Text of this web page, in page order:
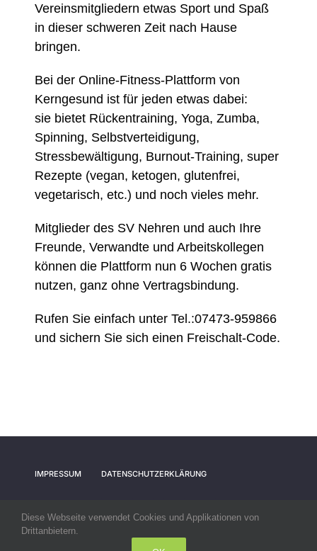
Vereinsmitgliedern etwas Sport und Spaß
in dieser schweren Zeit nach Hause
bringen.
Bei der Online-Fitness-Plattform von
Kerngesund ist für jeden etwas dabei:
sie bietet Rückentraining, Yoga, Zumba,
Spinning, Selbstverteidigung,
Stressbewältigung, Burnout-Training, super
Rezepte (vegan, ketogen, glutenfrei,
vegetarisch, etc.) und noch vieles mehr.
Mitglieder des SV Nehren und auch Ihre
Freunde, Verwandte und Arbeitskollegen
können die Plattform nun 6 Wochen gratis
nutzen, ganz ohne Vertragsbindung.
Rufen Sie einfach unter Tel.:07473-959866
und sichern Sie sich einen Freischalt-Code.
IMPRESSUM DATENSCHUTZERKLÄRUNG
Diese Webseite verwendet Cookies und Applikationen von
Drittanbietern.